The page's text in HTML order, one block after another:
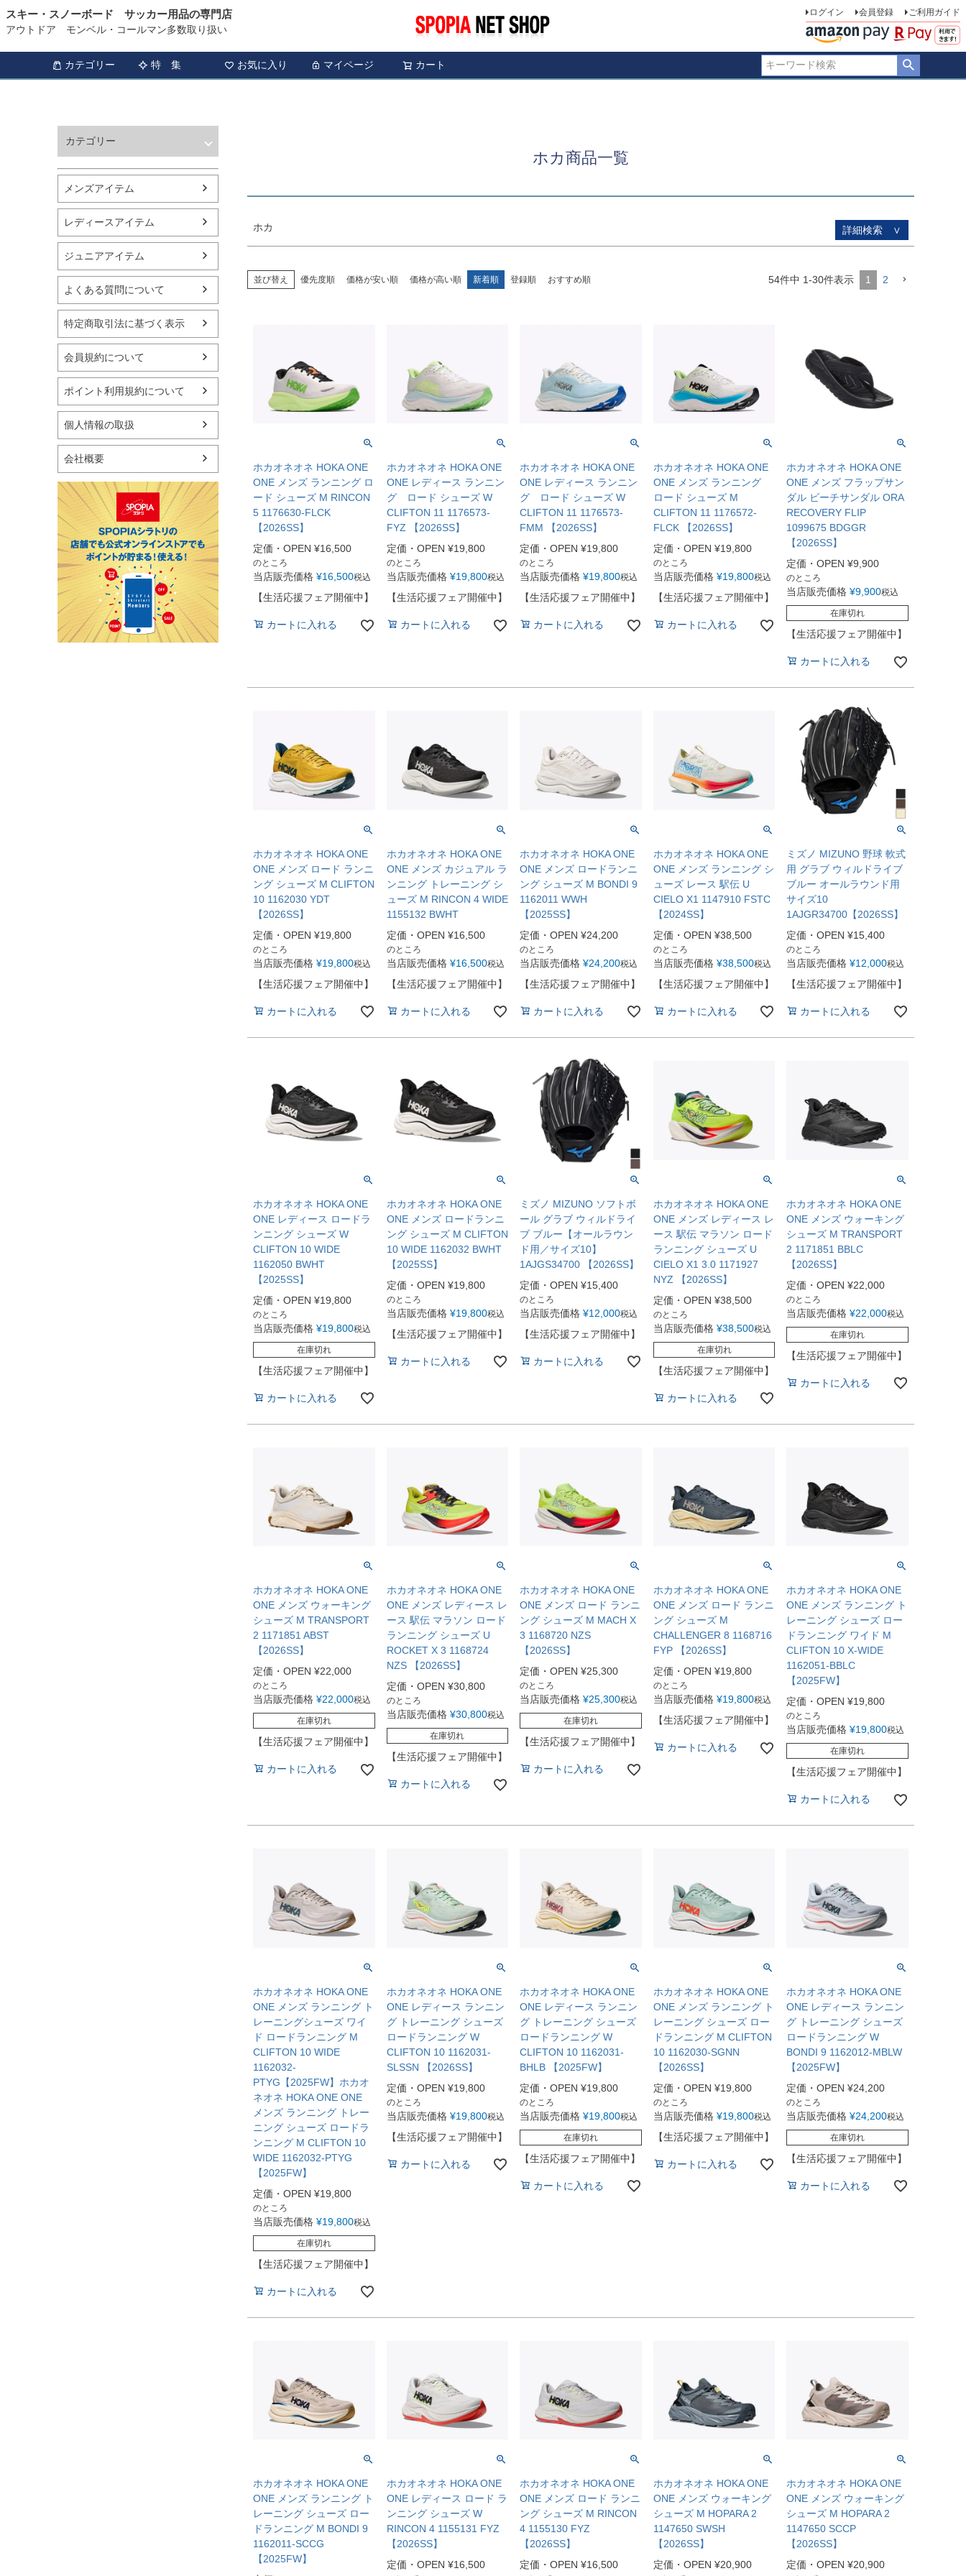
スキー・スノーボード サッカー用品の専門店
アウトドア モンベル・コールマン多数取り扱い
ログイン 会員登録 ご利用ガイド
カテゴリー 特 集 お気に入り マイページ カート
HOME ホカ商品一覧
カテゴリー
バスケットボール
シューズ
ランニング用品
スポーツアパレル
テニス
バレーボール
フィットネス用品
スイミング用品
マリン
スケートボード
野球・ソフトボール
ゴルフ
卓球用品
バッグ・サングラス
ハンドボール用品
ラグビー用品
グランドゴルフ
メンズアイテム
レディースアイテム
ジュニアアイテム
よくある質問について
特定商取引法に基づく表示
会員規約について
ポイント利用規約について
個人情報の取扱
会社概要
ホカ商品一覧
ホカ 詳細検索 ∨
セール
限定 再入荷 翌日発送
予約商品のみを表示
検索
並び替え 優先度順 価格が安い順 価格が高い順 新着順 登録順 おすすめ順 54件中 1-30件表示 1 2
ホカオネオネ HOKA ONE
ONE メンズ ランニング ロ
ード シューズ M RINCON
5 1176630-FLCK
【2026SS】
定価・OPEN ¥16,500
のところ
当店販売価格 ¥16,500税込
【生活応援フェア開催中】
カートに入れる
ホカオネオネ HOKA ONE
ONE レディース ランニン
グ ロード シューズ W
CLIFTON 11 1176573-
FYZ 【2026SS】
定価・OPEN ¥19,800
のところ
当店販売価格 ¥19,800税込
【生活応援フェア開催中】
カートに入れる
ホカオネオネ HOKA ONE
ONE レディース ランニン
グ ロード シューズ W
CLIFTON 11 1176573-
FMM 【2026SS】
定価・OPEN ¥19,800
のところ
当店販売価格 ¥19,800税込
【生活応援フェア開催中】
カートに入れる
ホカオネオネ HOKA ONE
ONE メンズ ランニング
ロード シューズ M
CLIFTON 11 1176572-
FLCK 【2026SS】
定価・OPEN ¥19,800
のところ
当店販売価格 ¥19,800税込
【生活応援フェア開催中】
カートに入れる
ホカオネオネ HOKA ONE
ONE メンズ フラップサン
ダル ビーチサンダル ORA
RECOVERY FLIP
1099675 BDGGR
【2026SS】
定価・OPEN ¥9,900
のところ
当店販売価格 ¥9,900税込
在庫切れ
【生活応援フェア開催中】
カートに入れる
ホカオネオネ HOKA ONE
ONE メンズ ロード ランニ
ング シューズ M CLIFTON
10 1162030 YDT
【2026SS】
定価・OPEN ¥19,800
のところ
当店販売価格 ¥19,800税込
【生活応援フェア開催中】
カートに入れる
ホカオネオネ HOKA ONE
ONE メンズ カジュアル ラ
ンニング トレーニング シ
ューズ M RINCON 4 WIDE
1155132 BWHT
定価・OPEN ¥16,500
のところ
当店販売価格 ¥16,500税込
【生活応援フェア開催中】
カートに入れる
ホカオネオネ HOKA ONE
ONE メンズ ロードランニ
ング シューズ M BONDI 9
1162011 WWH
【2025SS】
定価・OPEN ¥24,200
のところ
当店販売価格 ¥24,200税込
【生活応援フェア開催中】
カートに入れる
ホカオネオネ HOKA ONE
ONE メンズ ランニング シ
ューズ レース 駅伝 U
CIELO X1 1147910 FSTC
【2024SS】
定価・OPEN ¥38,500
のところ
当店販売価格 ¥38,500税込
【生活応援フェア開催中】
カートに入れる
ミズノ MIZUNO 野球 軟式
用 グラブ ウィルドライブ
ブルー オールラウンド用
サイズ10
1AJGR34700【2026SS】
定価・OPEN ¥15,400
のところ
当店販売価格 ¥12,000税込
【生活応援フェア開催中】
カートに入れる
ホカオネオネ HOKA ONE
ONE レディース ロードラ
ンニング シューズ W
CLIFTON 10 WIDE
1162050 BWHT
【2025SS】
定価・OPEN ¥19,800
のところ
当店販売価格 ¥19,800税込
在庫切れ
【生活応援フェア開催中】
カートに入れる
ホカオネオネ HOKA ONE
ONE メンズ ロードランニ
ング シューズ M CLIFTON
10 WIDE 1162032 BWHT
【2025SS】
定価・OPEN ¥19,800
のところ
当店販売価格 ¥19,800税込
【生活応援フェア開催中】
カートに入れる
ミズノ MIZUNO ソフトボ
ール グラブ ウィルドライ
ブ ブルー【オールラウン
ド用／サイズ10】
1AJGS34700 【2026SS】
定価・OPEN ¥15,400
のところ
当店販売価格 ¥12,000税込
【生活応援フェア開催中】
カートに入れる
ホカオネオネ HOKA ONE
ONE メンズ レディース レ
ース 駅伝 マラソン ロード
ランニング シューズ U
CIELO X1 3.0 1171927
NYZ 【2026SS】
定価・OPEN ¥38,500
のところ
当店販売価格 ¥38,500税込
在庫切れ
【生活応援フェア開催中】
カートに入れる
ホカオネオネ HOKA ONE
ONE メンズ ウォーキング
シューズ M TRANSPORT
2 1171851 BBLC
【2026SS】
定価・OPEN ¥22,000
のところ
当店販売価格 ¥22,000税込
在庫切れ
【生活応援フェア開催中】
カートに入れる
ホカオネオネ HOKA ONE
ONE メンズ ウォーキング
シューズ M TRANSPORT
2 1171851 ABST
【2026SS】
定価・OPEN ¥22,000
のところ
当店販売価格 ¥22,000税込
在庫切れ
【生活応援フェア開催中】
カートに入れる
ホカオネオネ HOKA ONE
ONE メンズ レディース レ
ース 駅伝 マラソン ロード
ランニング シューズ U
ROCKET X 3 1168724
NZS 【2026SS】
定価・OPEN ¥30,800
のところ
当店販売価格 ¥30,800税込
在庫切れ
【生活応援フェア開催中】
カートに入れる
ホカオネオネ HOKA ONE
ONE メンズ ロード ランニ
ング シューズ M MACH X
3 1168720 NZS
【2026SS】
定価・OPEN ¥25,300
のところ
当店販売価格 ¥25,300税込
在庫切れ
【生活応援フェア開催中】
カートに入れる
ホカオネオネ HOKA ONE
ONE メンズ ロード ランニ
ング シューズ M
CHALLENGER 8 1168716
FYP 【2026SS】
定価・OPEN ¥19,800
のところ
当店販売価格 ¥19,800税込
【生活応援フェア開催中】
カートに入れる
ホカオネオネ HOKA ONE
ONE メンズ ランニング ト
レーニング シューズ ロー
ドランニング ワイド M
CLIFTON 10 X-WIDE
1162051-BBLC
【2025FW】
定価・OPEN ¥19,800
のところ
当店販売価格 ¥19,800税込
在庫切れ
【生活応援フェア開催中】
カートに入れる
ホカオネオネ HOKA ONE
ONE メンズ ランニング ト
レーニングシューズ ワイ
ド ロードランニング M
CLIFTON 10 WIDE
1162032-
PTYG【2025FW】ホカオ
ネオネ HOKA ONE ONE
メンズ ランニング トレー
ニング シューズ ロードラ
ンニング M CLIFTON 10
WIDE 1162032-PTYG
【2025FW】
定価・OPEN ¥19,800
のところ
当店販売価格 ¥19,800税込
在庫切れ
【生活応援フェア開催中】
カートに入れる
ホカオネオネ HOKA ONE
ONE レディース ランニン
グ トレーニング シューズ
ロードランニング W
CLIFTON 10 1162031-
SLSSN 【2026SS】
定価・OPEN ¥19,800
のところ
当店販売価格 ¥19,800税込
【生活応援フェア開催中】
カートに入れる
ホカオネオネ HOKA ONE
ONE レディース ランニン
グ トレーニング シューズ
ロードランニング W
CLIFTON 10 1162031-
BHLB 【2025FW】
定価・OPEN ¥19,800
のところ
当店販売価格 ¥19,800税込
在庫切れ
【生活応援フェア開催中】
カートに入れる
ホカオネオネ HOKA ONE
ONE メンズ ランニング ト
レーニング シューズ ロー
ドランニング M CLIFTON
10 1162030-SGNN
【2026SS】
定価・OPEN ¥19,800
のところ
当店販売価格 ¥19,800税込
【生活応援フェア開催中】
カートに入れる
ホカオネオネ HOKA ONE
ONE レディース ランニン
グ トレーニング シューズ
ロードランニング W
BONDI 9 1162012-MBLW
【2025FW】
定価・OPEN ¥24,200
のところ
当店販売価格 ¥24,200税込
在庫切れ
【生活応援フェア開催中】
カートに入れる
ホカオネオネ HOKA ONE
ONE メンズ ランニング ト
レーニング シューズ ロー
ドランニング M BONDI 9
1162011-SCCG
【2025FW】
ホカオネオネ HOKA ONE
ONE レディース ロード ラ
ンニング シューズ W
RINCON 4 1155131 FYZ
【2026SS】
定価・OPEN ¥16,500
ホカオネオネ HOKA ONE
ONE メンズ ロード ランニ
ング シューズ M RINCON
4 1155130 FYZ
【2026SS】
定価・OPEN ¥16,500
ホカオネオネ HOKA ONE
ONE メンズ ウォーキング
シューズ M HOPARA 2
1147650 SWSH
【2026SS】
定価・OPEN ¥20,900
ホカオネオネ HOKA ONE
ONE メンズ ウォーキング
シューズ M HOPARA 2
1147650 SCCP
【2026SS】
定価・OPEN ¥20,900